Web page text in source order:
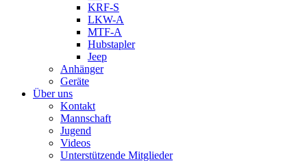
KRF-S
LKW-A
MTF-A
Hubstapler
Jeep
Anhänger
Geräte
Über uns
Kontakt
Mannschaft
Jugend
Videos
Unterstützende Mitglieder